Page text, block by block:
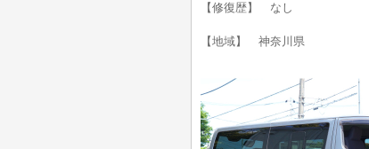
【修復歴】 なし
【地域】 神奈川県